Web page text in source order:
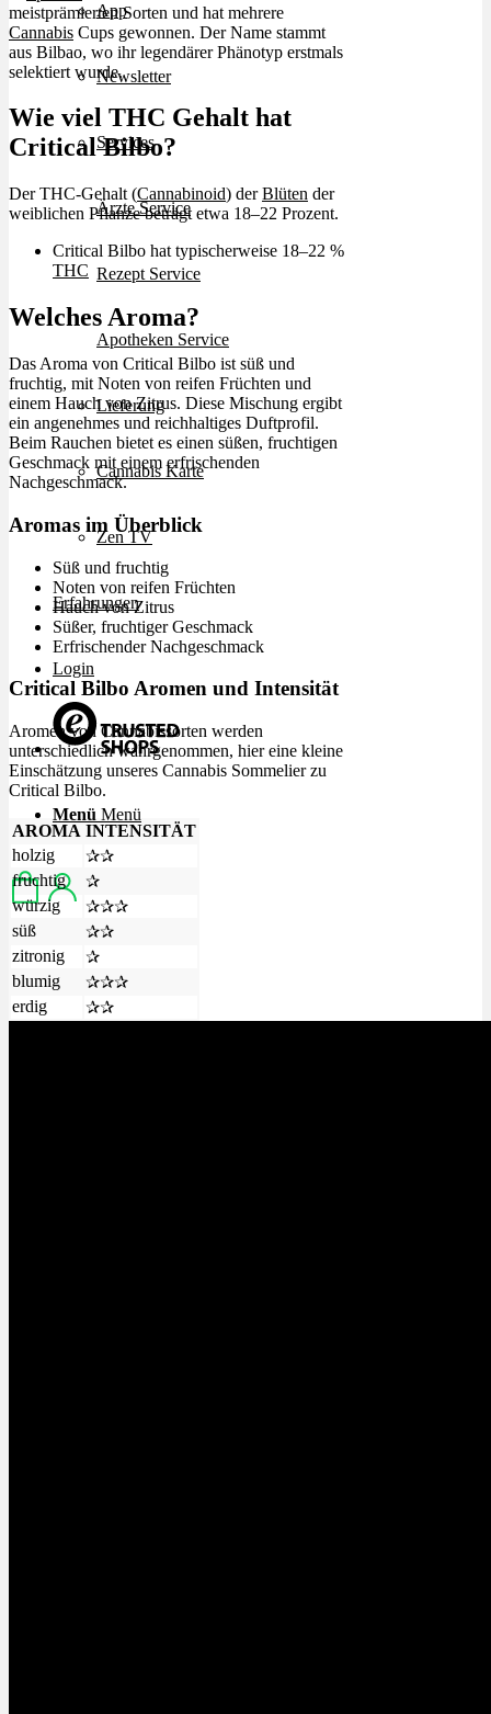
App
Newsletter
Services
Ärzte Service
Rezept Service
Apotheken Service
Lieferung
Cannabis Karte
Zen TV
Erfahrungen
Login
Menü Menü
meistprämierten Sorten und hat mehrere
Cannabis Cups gewonnen. Der Name stammt
aus Bilbao, wo ihr legendärer Phänotyp erstmals
selektiert wurde.
Wie viel THC Gehalt hat
Critical Bilbo?
Der THC-Gehalt (Cannabinoid) derBlüten der
weiblichen Pflanze beträgt etwa 18–22 Prozent.
Critical Bilbo hat typischerweise 18–22 %
THC
Welches Aroma?
Das Aroma von Critical Bilbo ist süß und
fruchtig, mit Noten von reifen Früchten und
einem Hauch von Zitrus. Diese Mischung ergibt
ein angenehmes und reichhaltiges Duftprofil.
Beim Rauchen bietet es einen süßen, fruchtigen
Geschmack mit einem erfrischenden
Nachgeschmack.
Aromas im Überblick
Süß und fruchtig
Noten von reifen Früchten
Hauch von Zitrus
Süßer, fruchtiger Geschmack
Erfrischender Nachgeschmack
Critical Bilbo Aromen und Intensität
Aromen von Cannabissorten werden
unterschiedlich wahrgenommen, hier eine kleine
Einschätzung unseres Cannabis Sommelier zu
Critical Bilbo.
AROMA INTENSITÄT
holzig
✰✰
fruchtig
✰
würzig
✰✰✰
süß
✰✰
zitronig
✰
blumig
✰✰✰
erdig
✰✰